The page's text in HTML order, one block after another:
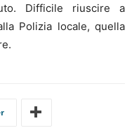
Difficile riuscire a
Polizia locale, quella